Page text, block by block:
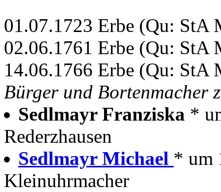
01.07.1723 Erbe (Qu: StA
02.06.1761 Erbe (Qu: StA
14.06.1766 Erbe (Qu: StA
Bürger und Bortenmacher
Sedlmayr Franziska *
Rederzhausen
Sedlmayr Michael * um
Kleinuhrmacher